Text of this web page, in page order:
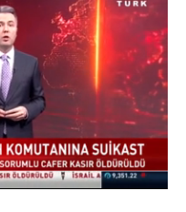
Oynatma
Hızı